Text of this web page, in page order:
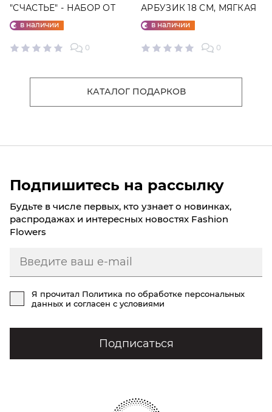
"СЧАСТЬЕ" - НАБОР ОТ
"ФАБРИКИ СЧАСТЬЕ"
в наличии
0
АРБУЗИК 18 СМ, МЯГКАЯ
ИГРУШКА
в наличии
0
КАТАЛОГ ПОДАРКОВ
Подпишитесь на рассылку
Будьте в числе первых, кто узнает о новинках,
распродажах и интересных новостях Fashion
Flowers
Я прочитал Политика по обработке персональных
данных и согласен с условиями
Подписаться